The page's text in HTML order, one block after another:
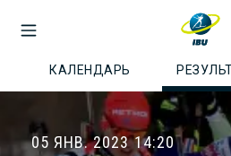
КАЛЕНДАРЬ
05 ЯНВ. 2023 14:20